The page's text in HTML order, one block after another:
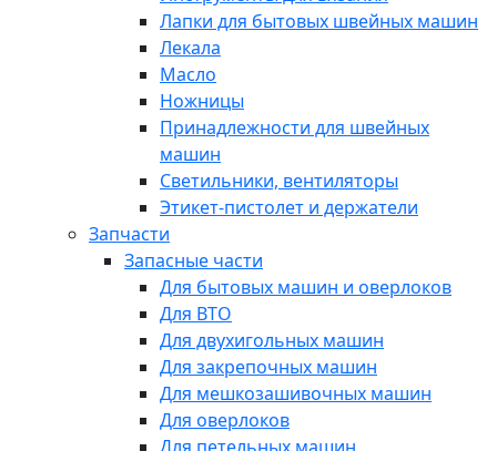
Лапки для бытовых швейных машин
Лекала
Масло
Ножницы
Принадлежности для швейных
машин
Светильники, вентиляторы
Этикет-пистолет и держатели
Запчасти
Запасные части
Для бытовых машин и оверлоков
Для ВТО
Для двухигольных машин
Для закрепочных машин
Для мешкозашивочных машин
Для оверлоков